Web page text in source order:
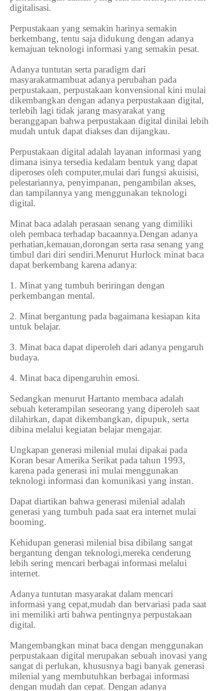
digitalisasi.
Perpustakaan yang semakin harinya semakin
berkembang, tentu saja didukung dengan adanya
kemajuan teknologi informasi yang semakin pesat.
Adanya tuntutan serta paradigm dari
masyarakatmambuat adanya perubahan pada
perpustakaan, perpustakaan konvensional kini mulai
dikembangkan dengan adanya perpustakaan digital,
terlebih lagi tidak jarang masyarakat yang
beranggapan bahwa perpustakaan digital dinilai lebih
mudah untuk dapat diakses dan dijangkau.
Perpustakaan digital adalah layanan informasi yang
dimana isinya tersedia kedalam bentuk yang dapat
diperoses oleh computer,mulai dari fungsi akuisisi,
pelestariannya, penyimpanan, pengambilan akses,
dan tampilannya yang menggunakan teknologi
digital.
Minat baca adalah perasaan senang yang dimiliki
oleh pembaca terhadap bacaannya.Dengan adanya
perhatian,kemauan,dorongan serta rasa senang yang
timbul dari diri sendiri.Menurut Hurlock minat baca
dapat berkembang karena adanya:
1. Minat yang tumbuh beriringan dengan
perkembangan mental.
2. Minat bergantung pada bagaimana kesiapan kita
untuk belajar.
3. Minat baca dapat diperoleh dari adanya pengaruh
budaya.
4. Minat baca dipengaruhin emosi.
Sedangkan menurut Hartanto membaca adalah
sebuah keterampilan seseorang yang diperoleh saat
dilahirkan, dapat dikembangkan, dipupuk, serta
dibina melalui kegiatan belajar mengajar.
Ungkapan generasi milenial mulai dipakai pada
Koran besar Amerika Serikat pada tahun 1993,
karena pada generasi ini mulai menggunakan
teknologi informasi dan komunikasi yang instan.
Dapat diartikan bahwa generasi milenial adalah
generasi yang tumbuh pada saat era internet mulai
booming.
Kehidupan generasi milenial bisa dibilang sangat
bergantung dengan teknologi,mereka cenderung
lebih sering mencari berbagai informasi melalui
internet.
Adanya tuntutan masyarakat dalam mencari
informasi yang cepat,mudah dan bervariasi pada saat
ini memiliki arti bahwa pentingnya perpustakaan
digital.
Mangembangkan minat baca dengan menggunakan
perpustakaan digital merupakan sebuah inovasi yang
sangat di perlukan, khususnya bagi banyak generasi
milenial yang membutuhkan berbagai informasi
dengan mudah dan cepat. Dengan adanya